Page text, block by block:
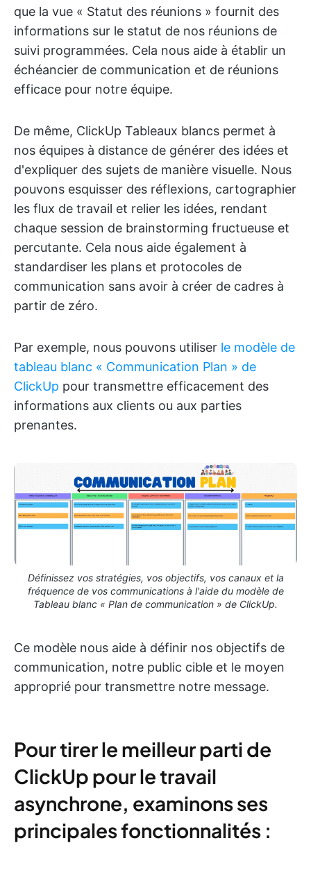
que la vue « Statut des réunions » fournit des
informations sur le statut de nos réunions de
suivi programmées. Cela nous aide à établir un
échéancier de communication et de réunions
efficace pour notre équipe.
De même, ClickUp Tableaux blancs permet à
nos équipes à distance de générer des idées et
d'expliquer des sujets de manière visuelle. Nous
pouvons esquisser des réflexions, cartographier
les flux de travail et relier les idées, rendant
chaque session de brainstorming fructueuse et
percutante. Cela nous aide également à
standardiser les plans et protocoles de
communication sans avoir à créer de cadres à
partir de zéro.
Par exemple, nous pouvons utiliser le modèle de
tableau blanc « Communication Plan » de
ClickUp pour transmettre efficacement des
informations aux clients ou aux parties
prenantes.
Définissez vos stratégies, vos objectifs, vos canaux et la
fréquence de vos communications à l'aide du modèle de
Tableau blanc « Plan de communication » de ClickUp.
Ce modèle nous aide à définir nos objectifs de
communication, notre public cible et le moyen
approprié pour transmettre notre message.
Pour tirer le meilleur parti de
ClickUp pour le travail
asynchrone, examinons ses
principales fonctionnalités :